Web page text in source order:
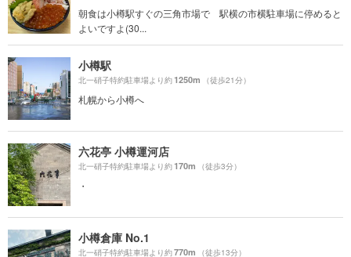
朝食は小樽駅すぐの三角市場で 駅横の市横駐車場に停めると
よいですよ(30...
小樽駅
北一硝子特約駐車場より約1250m （徒歩21分）
札幌から小樽へ
六花亭 小樽運河店
北一硝子特約駐車場より約170m （徒歩3分）
・
小樽倉庫 No.1
北一硝子特約駐車場より約770m （徒歩13分）